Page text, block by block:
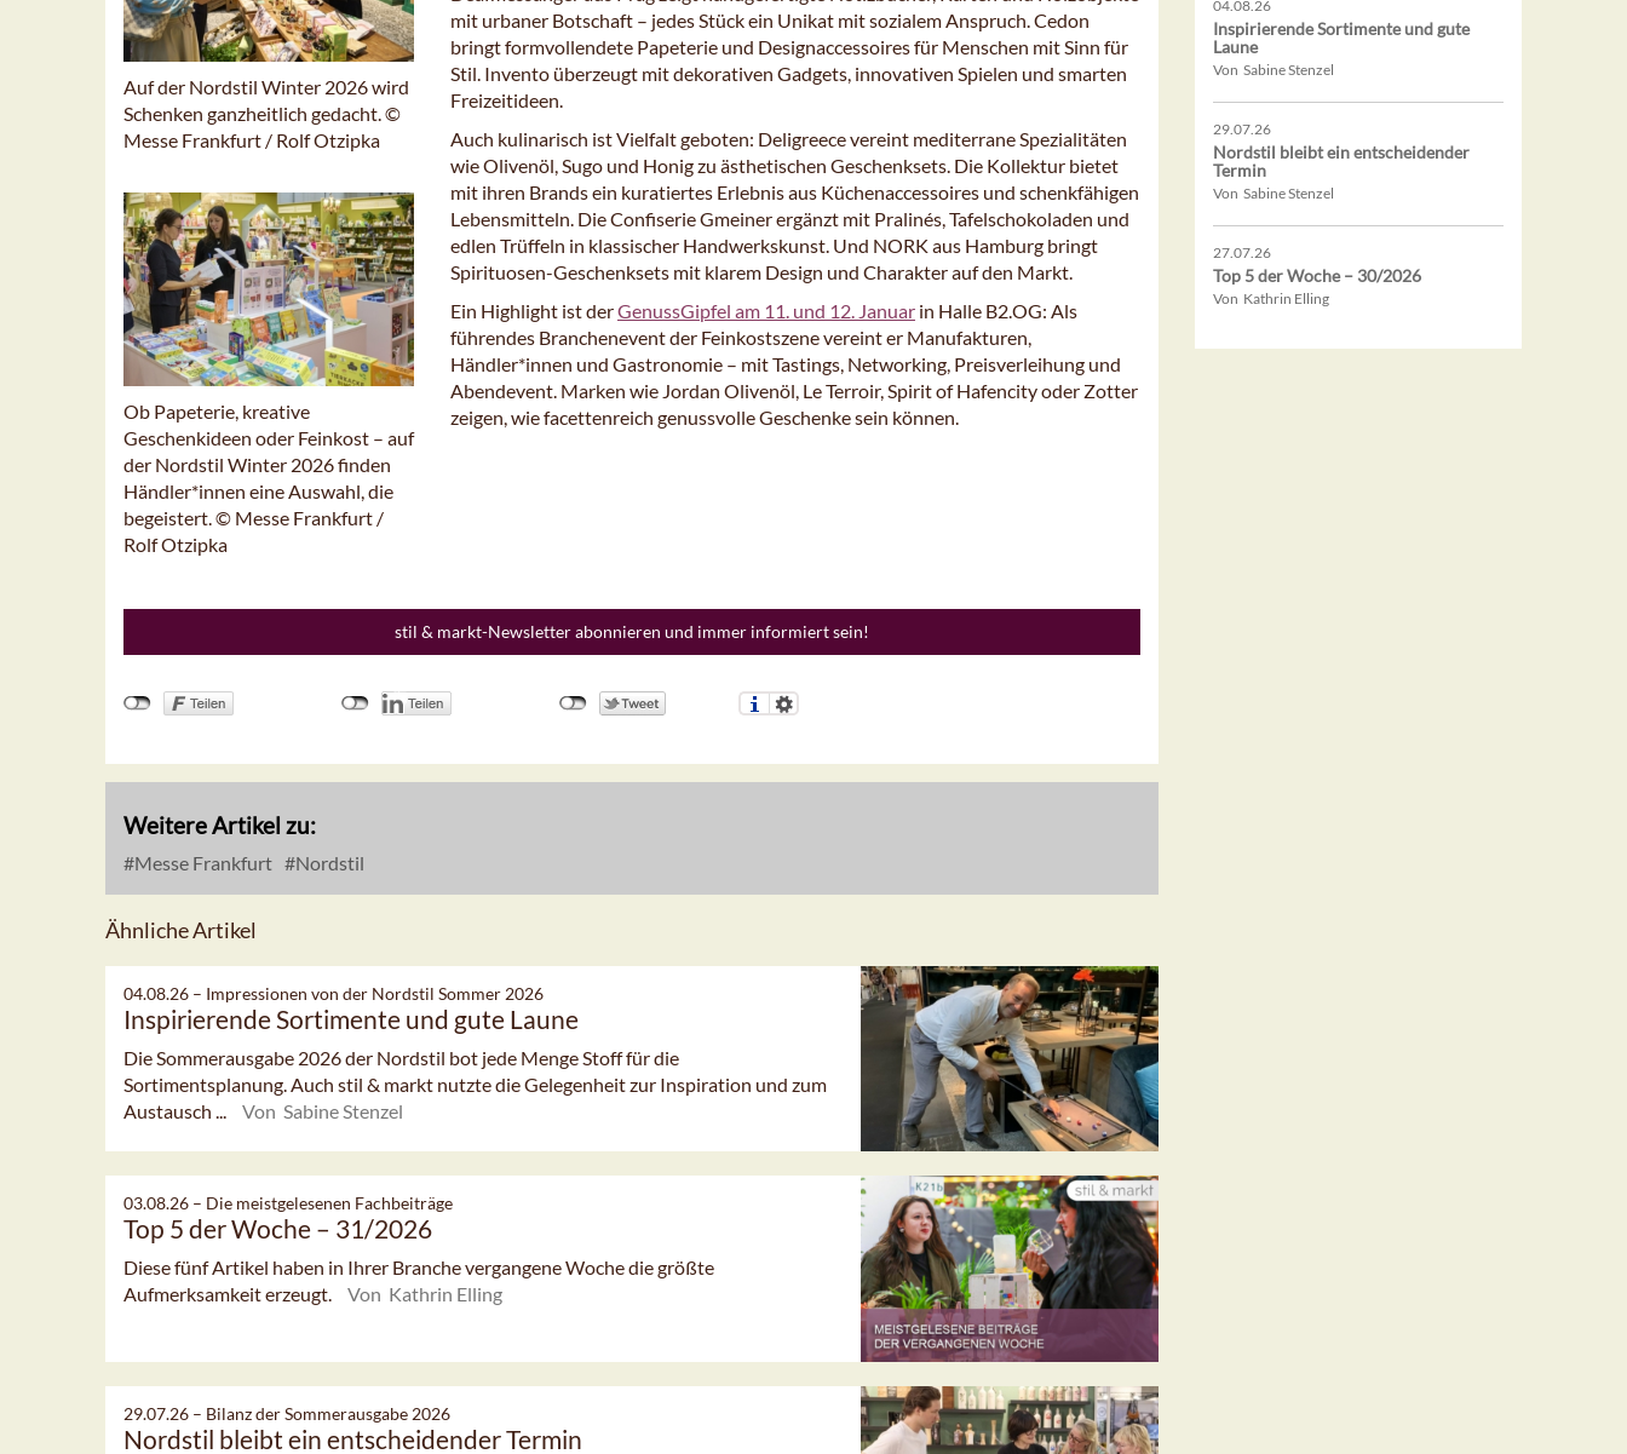
Auf der Nordstil Winter 2026 wird
Schenken ganzheitlich gedacht. ©
Messe Frankfurt / Rolf Otzipka
Ob Papeterie, kreative
Geschenkideen oder Feinkost – auf
der Nordstil Winter 2026 finden
Händler*innen eine Auswahl, die
begeistert. © Messe Frankfurt /
Rolf Otzipka
mit urbaner Botschaft – jedes Stück ein Unikat mit sozialem Anspruch. Cedon
bringt formvollendete Papeterie und Designaccessoires für Menschen mit Sinn für
Stil. Invento überzeugt mit dekorativen Gadgets, innovativen Spielen und smarten
Freizeitideen.
Auch kulinarisch ist Vielfalt geboten: Deligreece vereint mediterrane Spezialitäten
wie Olivenöl, Sugo und Honig zu ästhetischen Geschenksets. Die Kollektur bietet
mit ihren Brands ein kuratiertes Erlebnis aus Küchenaccessoires und schenkfähigen
Lebensmitteln. Die Confiserie Gmeiner ergänzt mit Pralinés, Tafelschokoladen und
edlen Trüffeln in klassischer Handwerkskunst. Und NORK aus Hamburg bringt
Spirituosen-Geschenksets mit klarem Design und Charakter auf den Markt.
Ein Highlight ist derGenussGipfel am 11. und 12. Januar in Halle B2.OG: Als
führendes Branchenevent der Feinkostszene vereint er Manufakturen,
Händler*innen und Gastronomie – mit Tastings, Networking, Preisverleihung und
Abendevent. Marken wie Jordan Olivenöl, Le Terroir, Spirit of Hafencity oder Zotter
zeigen, wie facettenreich genussvolle Geschenke sein können.
stil & markt-Newsletter abonnieren und immer informiert sein!
Weitere Artikel zu:
Messe Frankfurt Nordstil
Ähnliche Artikel
04.08.26 – Impressionen von der Nordstil Sommer 2026
Inspirierende Sortimente und gute Laune
Die Sommerausgabe 2026 der Nordstil bot jede Menge Stoff für die
Sortimentsplanung. Auch stil & markt nutzte die Gelegenheit zur Inspiration und zum
Austausch ...
Von Sabine Stenzel
03.08.26 – Die meistgelesenen Fachbeiträge
Top 5 der Woche – 31/2026
Diese fünf Artikel haben in Ihrer Branche vergangene Woche die größte
Aufmerksamkeit erzeugt.
Von Kathrin Elling
29.07.26 – Bilanz der Sommerausgabe 2026
Nordstil bleibt ein entscheidender Termin
04.08.26
Inspirierende Sortimente und gute
Laune
Von Sabine Stenzel
29.07.26
Nordstil bleibt ein entscheidender
Termin
Von Sabine Stenzel
27.07.26
Top 5 der Woche – 30/2026
Von Kathrin Elling